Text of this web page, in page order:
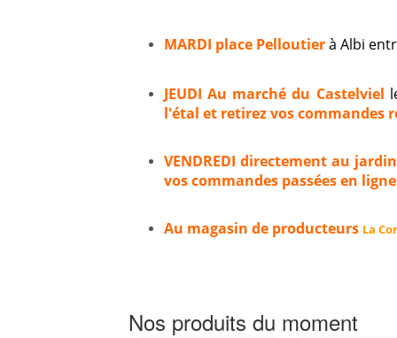
MARDI place Pelloutierà Albi
JEUDI Au marché du Castelviel
l'étal et retirez vos commandes
VENDREDI directement au
vos commandes passées en ligne
Au magasin de producteurs La
Nos produits du moment